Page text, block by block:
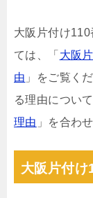
大阪片付け
ては、「 大阪
由 」をご覧く
る理由について
理由 」を合わ
大阪片付け